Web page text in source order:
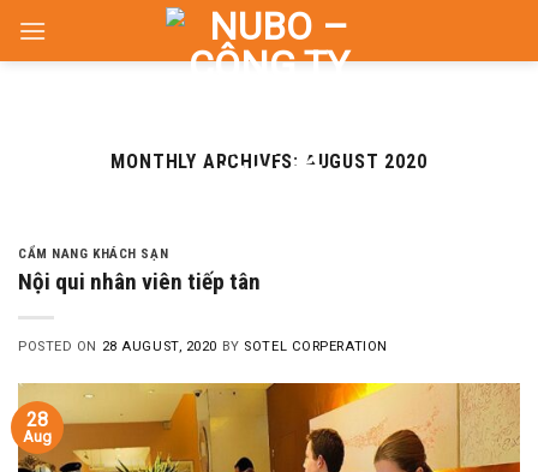
MONTHLY ARCHIVES: AUGUST 2020
CẨM NANG KHÁCH SẠN
Nội qui nhân viên tiếp tân
POSTED ON 28 AUGUST, 2020 BY SOTEL CORPERATION
28
Aug